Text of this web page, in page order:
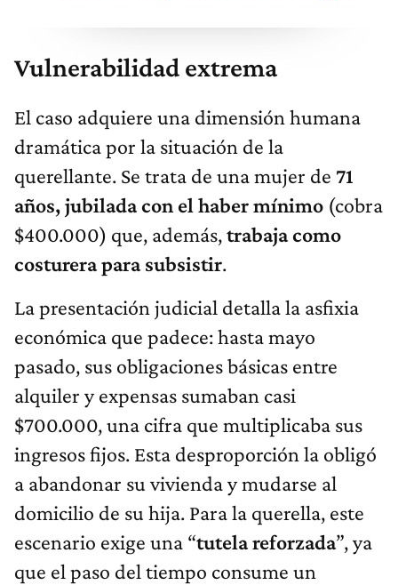
Vulnerabilidad extrema
El caso adquiere una dimensión humana
dramática por la situación de la
querellante. Se trata de una mujer de 71
años, jubilada con el haber mínimo (cobra
$400.000) que, además,trabaja como
costurera para subsistir.
La presentación judicial detalla la asfixia
económica que padece: hasta mayo
pasado, sus obligaciones básicas entre
alquiler y expensas sumaban casi
$700.000, una cifra que multiplicaba sus
ingresos fijos. Esta desproporción la obligó
a abandonar su vivienda y mudarse al
domicilio de su hija. Para la querella, este
escenario exige una “tutela reforzada”, ya
que el paso del tiempo consume un